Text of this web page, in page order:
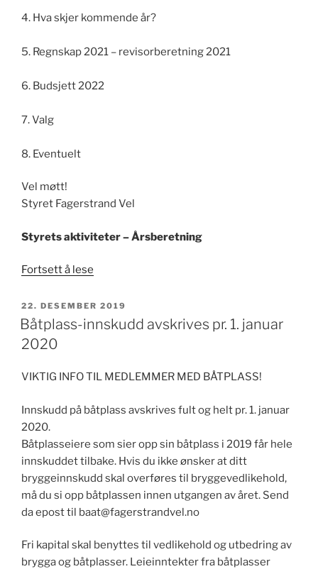
4. Hva skjer kommende år?
5. Regnskap 2021 – revisorberetning 2021
6. Budsjett 2022
7. Valg
8. Eventuelt
Vel møtt!
Styret Fagerstrand Vel
Styrets aktiviteter – Årsberetning
Fortsett å lese
Fagerstrand
Vel
PUBLISERT
22. DESEMBER 2019
Båtplass-innskudd avskrives pr. 1. januar
2020
VIKTIG INFO TIL MEDLEMMER MED BÅTPLASS!
Innskudd på båtplass avskrives fult og helt pr. 1. januar
2020.
Båtplasseiere som sier opp sin båtplass i 2019 får hele
innskuddet tilbake. Hvis du ikke ønsker at ditt
bryggeinnskudd skal overføres til bryggevedlikehold,
må du si opp båtplassen innen utgangen av året. Send
da epost til baat@fagerstrandvel.no
Fri kapital skal benyttes til vedlikehold og utbedring av
brygga og båtplasser. Leieinntekter fra båtplasser